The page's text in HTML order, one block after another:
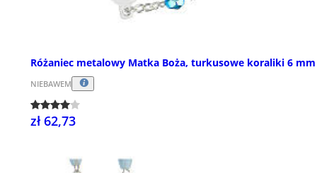
Różaniec metalowy Matka Boża, turkusowe koraliki 6 mm
NIEBAWEM
zł 62,73